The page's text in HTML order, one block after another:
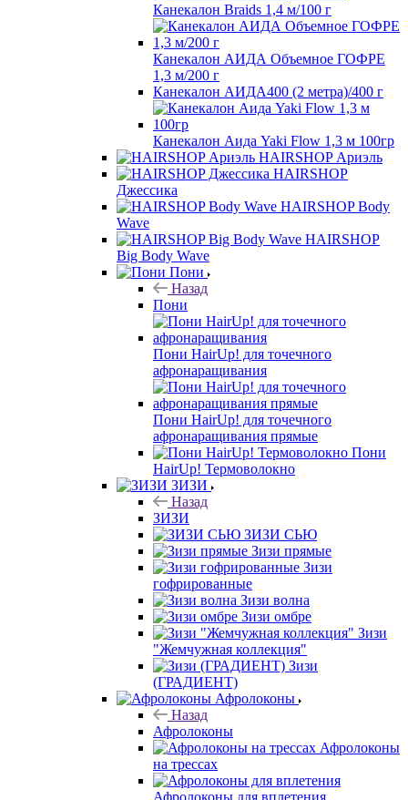
Канекалон Braids 1,4 м/100 г
Канекалон АИДА Объемное ГОФРЕ
1,3 м/200 г
Канекалон АИДА400 (2 метра)/400 г
Канекалон Аида Yaki Flow 1,3 м 100гр
HAIRSHOP Ариэль
HAIRSHOP
Джессика
HAIRSHOP Body
Wave
HAIRSHOP
Big Body Wave
Пони
Назад
Пони
Пони HairUp! для точечного
афронаращивания
Пони HairUp! для точечного
афронаращивания прямые
Пони
HairUp! Термоволокно
ЗИЗИ
Назад
ЗИЗИ
ЗИЗИ СЬЮ
Зизи прямые
Зизи
гофрированные
Зизи волна
Зизи омбре
Зизи
"Жемчужная коллекция"
Зизи
(ГРАДИЕНТ)
Афролоконы
Назад
Афролоконы
Афролоконы
на трессах
Афролоконы для вплетения